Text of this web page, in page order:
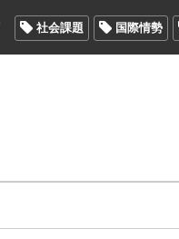
社会課題 国際情勢